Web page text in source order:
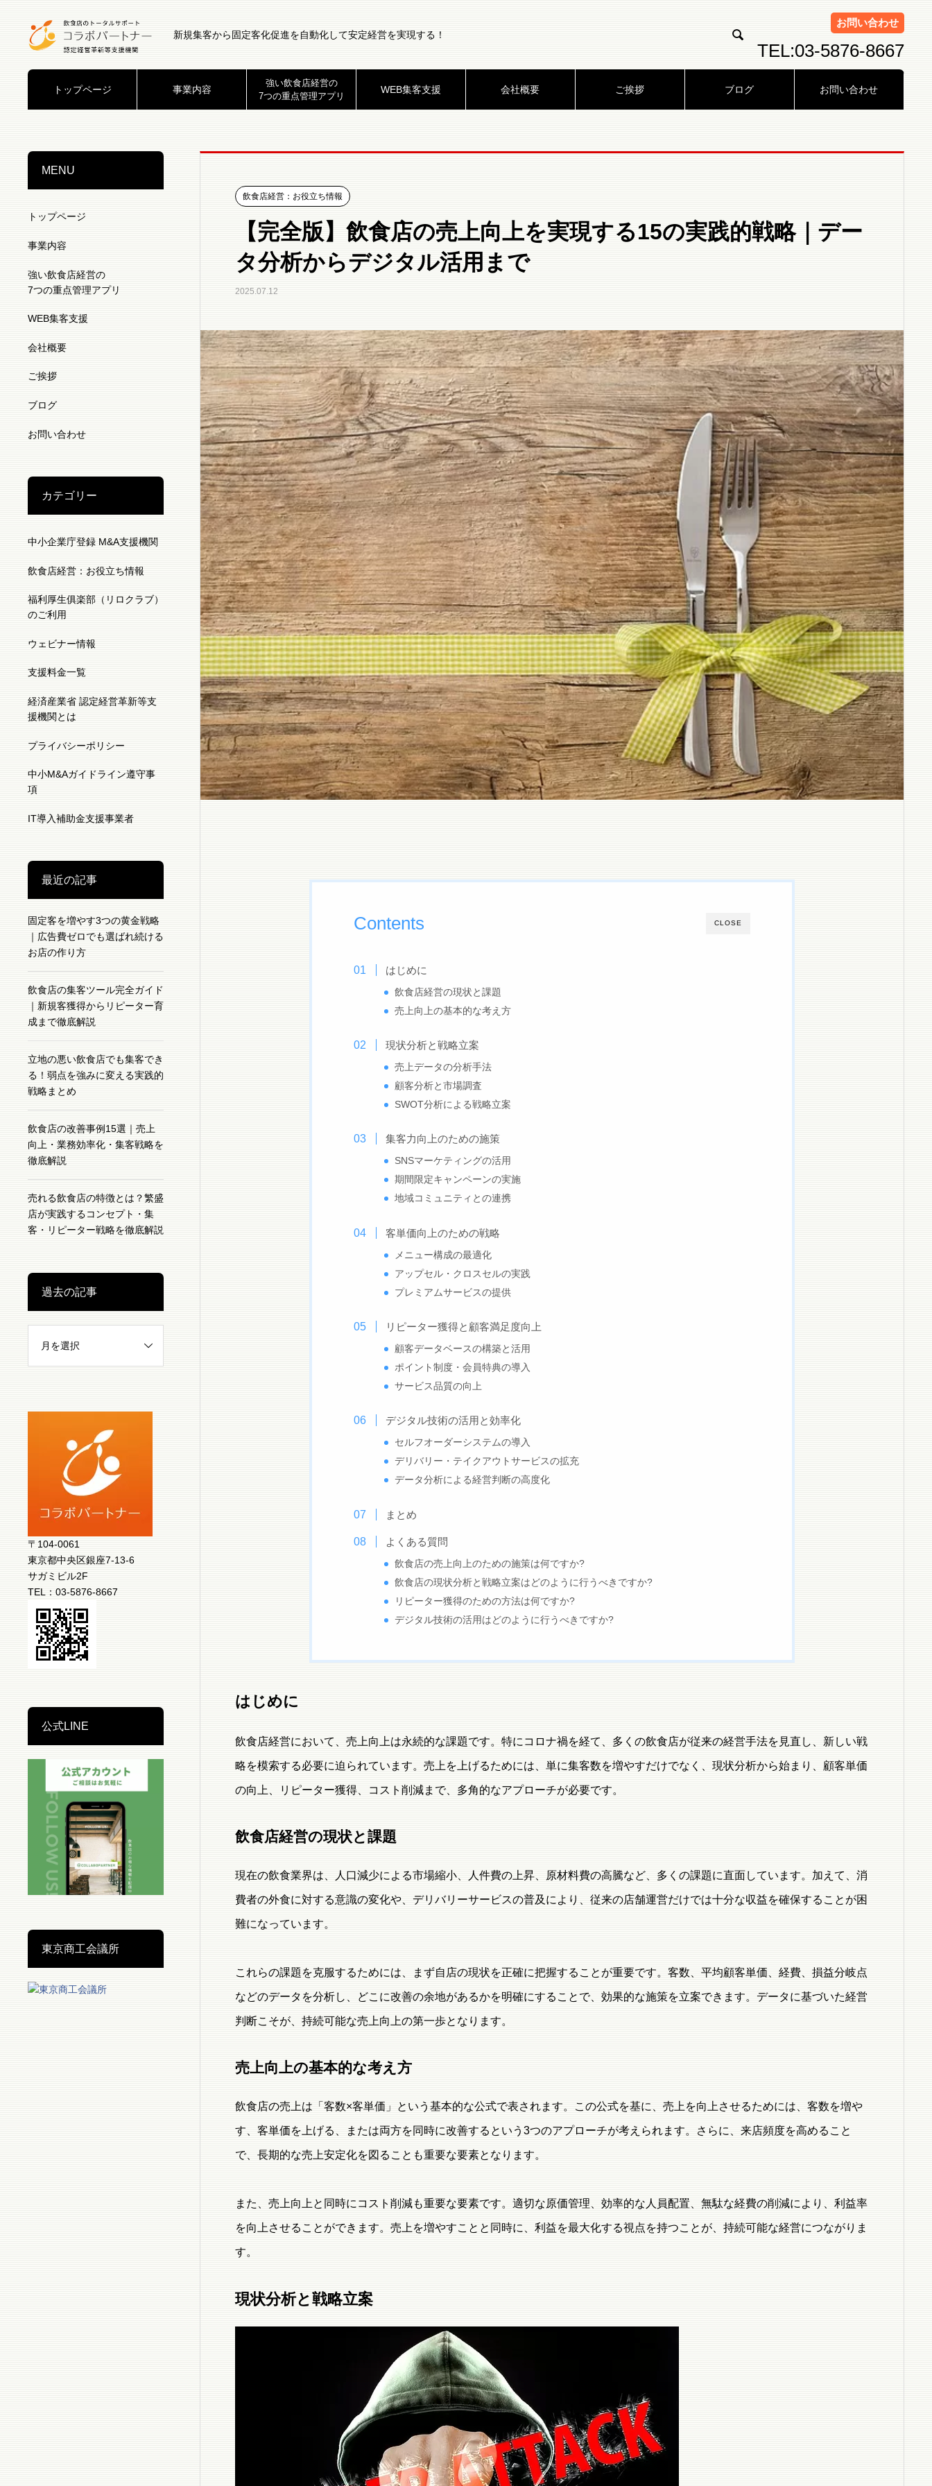
新規集客から固定客化促進を自動化して安定経営を実現する！ 
TEL:03-5876-8667
お問い合わせ
トップページ 事業内容
強い飲食店経営の
7つの重点管理アプリ
WEB集客支援 会社概要 ご挨拶 ブログ お問い合わせ
飲食店経営：お役立ち情報
【完全版】飲食店の売上向上を実現する15の実践的戦略｜デー
タ分析からデジタル活用まで
2025.07.12
CLOSE
Contents
はじめに
飲食店経営の現状と課題
売上向上の基本的な考え方
現状分析と戦略立案
売上データの分析手法
顧客分析と市場調査
SWOT分析による戦略立案
集客力向上のための施策
SNSマーケティングの活用
期間限定キャンペーンの実施
地域コミュニティとの連携
客単価向上のための戦略
メニュー構成の最適化
アップセル・クロスセルの実践
プレミアムサービスの提供
リピーター獲得と顧客満足度向上
顧客データベースの構築と活用
ポイント制度・会員特典の導入
サービス品質の向上
デジタル技術の活用と効率化
セルフオーダーシステムの導入
デリバリー・テイクアウトサービスの拡充
データ分析による経営判断の高度化
まとめ
よくある質問
飲食店の売上向上のための施策は何ですか?
飲食店の現状分析と戦略立案はどのように行うべきですか?
リピーター獲得のための方法は何ですか?
デジタル技術の活用はどのように行うべきですか?
はじめに
飲食店経営において、売上向上は永続的な課題です。特にコロナ禍を経て、多くの飲食店が従来の経営手法を見直し、新しい戦
略を模索する必要に迫られています。売上を上げるためには、単に集客数を増やすだけでなく、現状分析から始まり、顧客単価
の向上、リピーター獲得、コスト削減まで、多角的なアプローチが必要です。
飲食店経営の現状と課題
現在の飲食業界は、人口減少による市場縮小、人件費の上昇、原材料費の高騰など、多くの課題に直面しています。加えて、消
費者の外食に対する意識の変化や、デリバリーサービスの普及により、従来の店舗運営だけでは十分な収益を確保することが困
難になっています。
これらの課題を克服するためには、まず自店の現状を正確に把握することが重要です。客数、平均顧客単価、経費、損益分岐点
などのデータを分析し、どこに改善の余地があるかを明確にすることで、効果的な施策を立案できます。データに基づいた経営
判断こそが、持続可能な売上向上の第一歩となります。
売上向上の基本的な考え方
飲食店の売上は「客数×客単価」という基本的な公式で表されます。この公式を基に、売上を向上させるためには、客数を増や
す、客単価を上げる、または両方を同時に改善するという3つのアプローチが考えられます。さらに、来店頻度を高めること
で、長期的な売上安定化を図ることも重要な要素となります。
また、売上向上と同時にコスト削減も重要な要素です。適切な原価管理、効率的な人員配置、無駄な経費の削減により、利益率
を向上させることができます。売上を増やすことと同時に、利益を最大化する視点を持つことが、持続可能な経営につながりま
す。
現状分析と戦略立案
MENU
トップページ
事業内容
強い飲食店経営の
7つの重点管理アプリ
WEB集客支援
会社概要
ご挨拶
ブログ
お問い合わせ
カテゴリー
中小企業庁登録 M&A支援機関
飲食店経営：お役立ち情報
福利厚生俱楽部（リロクラブ）
のご利用
ウェビナー情報
支援料金一覧
経済産業省 認定経営革新等支
援機関とは
プライバシーポリシー
中小M&Aガイドライン遵守事
項
IT導入補助金支援事業者
最近の記事
固定客を増やす3つの黄金戦略
｜広告費ゼロでも選ばれ続ける
お店の作り方
飲食店の集客ツール完全ガイド
｜新規客獲得からリピーター育
成まで徹底解説
立地の悪い飲食店でも集客でき
る！弱点を強みに変える実践的
戦略まとめ
飲食店の改善事例15選｜売上
向上・業務効率化・集客戦略を
徹底解説
売れる飲食店の特徴とは？繁盛
店が実践するコンセプト・集
客・リピーター戦略を徹底解説
過去の記事
〒104-0061
東京都中央区銀座7-13-6
サガミビル2F
TEL：03-5876-8667
公式LINE
東京商工会議所